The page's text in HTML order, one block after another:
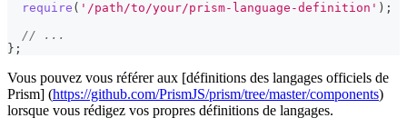
require ( '/path/to/your/prism-language-definition' ) ;
// ...
} ;
Vous pouvez vous référer aux [définitions des langages officiels de
Prism] (https://github.com/PrismJS/prism/tree/master/components)
lorsque vous rédigez vos propres définitions de langages.